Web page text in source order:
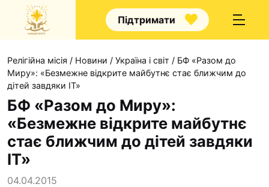
Підтримати
Про нас
Капелани
Релігійна місія / Новини / Україна і світ / БФ «Разом до
Миру»: «Безмежне відкрите майбутнє стає ближчим до
дітей завдяки IT»
БФ «Разом до Миру»:
«Безмежне відкрите майбутнє
стає ближчим до дітей завдяки
IT»
04.04.2015